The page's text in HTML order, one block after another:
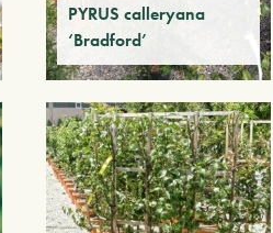
PYRUS calleryana
‘Bradford’